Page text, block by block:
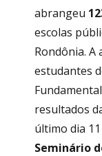
abrangeu
escolas
Rondônia. A
estudantes
resultados
último dia
Seminário